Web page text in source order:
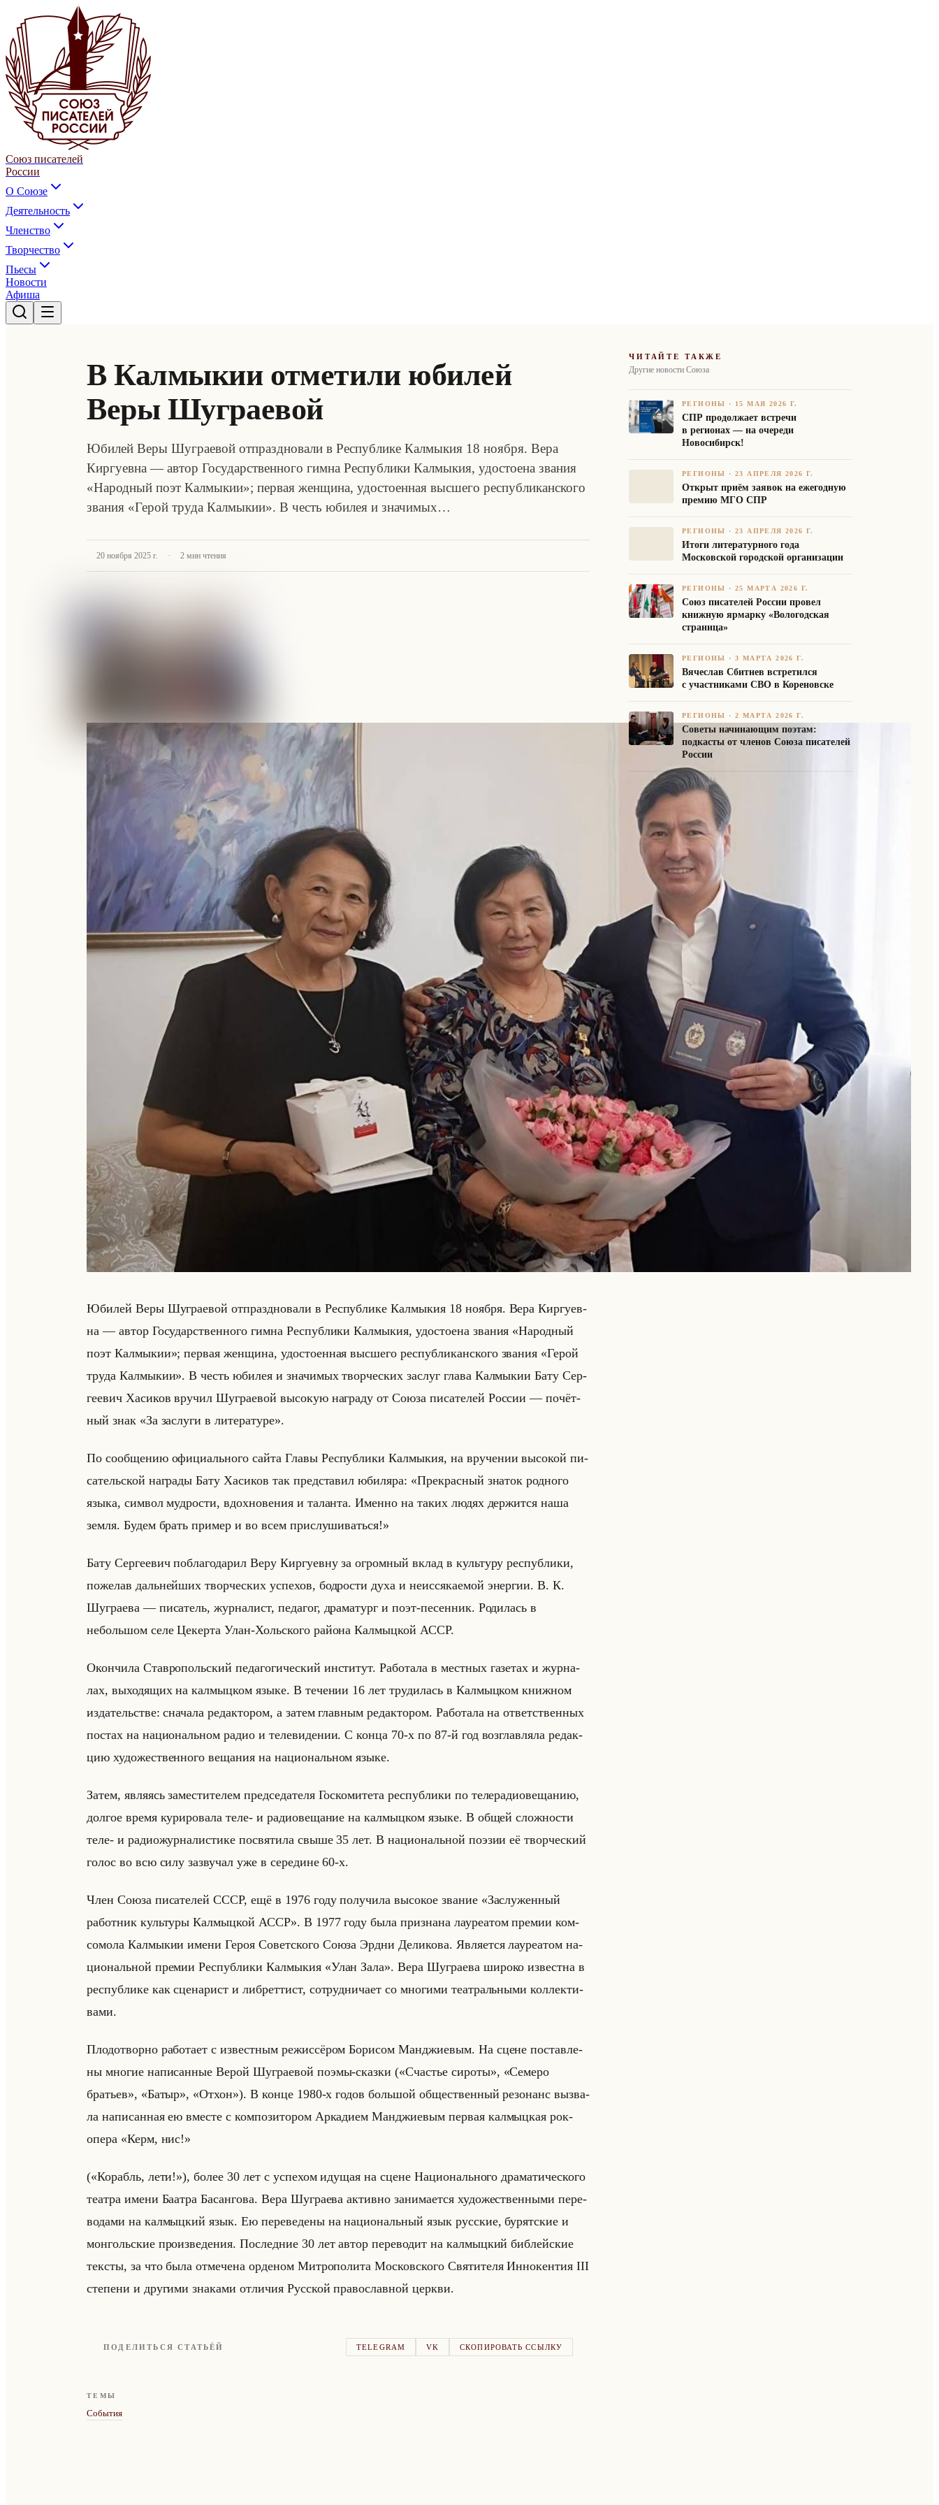
Союз писателей
России
О Союзе
Деятельность
Членство
Творчество
Пьесы
Новости
Афиша
В Калмыкии отметили юбилей
Веры Шуграевой
Юбилей Веры Шуграевой отпраздновали в Республике Калмыкия 18 ноября. Вера
Киргуевна — автор Государственного гимна Республики Калмыкия, удостоена звания
«Народный поэт Калмыкии»; первая женщина, удостоенная высшего республиканского
звания «Герой труда Калмыкии». В честь юбилея и значимых…
20 ноября 2025 г. · 2 мин чтения
Юби­лей Веры Шу­гра­евой от­празд­но­ва­ли в Рес­пуб­ли­ке Кал­мы­кия 18 но­яб­ря. Вера Кир­гу­ев­
на — автор Го­су­дар­ствен­но­го гимна Рес­пуб­ли­ки Кал­мы­кия, удо­сто­ена зва­ния «Народный
поэт Калмыкии»; пер­вая жен­щи­на, удо­сто­ен­ная выс­ше­го рес­пуб­ли­кан­ско­го зва­ния «Герой
труда Калмыкии». В честь юби­лея и зна­чи­мых твор­че­ских за­слуг глава Кал­мы­кии Бату Сер­
ге­евич Ха­си­ков вру­чил Шу­гра­евой вы­со­кую на­гра­ду от Союза пи­са­те­лей Рос­сии — по­чёт­
ный знак «За заслуги в литературе».
По со­об­ще­нию офи­ци­ально­го сайта Главы Рес­пуб­ли­ки Кал­мы­кия, на вру­че­нии вы­со­кой пи­
са­тельской на­гра­ды Бату Ха­си­ков так пред­ста­вил юби­ля­ра: «Прекрасный знаток родного
языка, символ мудрости, вдохновения и таланта. Именно на таких людях держится наша
земля. Будем брать пример и во всем прислушиваться!»
Бату Сер­ге­евич по­бла­го­да­рил Веру Кир­гу­ев­ну за огром­ный вклад в культу­ру рес­пуб­ли­ки,
по­же­лав дальнейших твор­че­ских успе­хов, бод­ро­сти духа и неис­ся­ка­емой энер­гии. В. К.
Шу­гра­ева — пи­са­тель, жур­на­лист, пе­да­гог, дра­ма­тург и поэт-пе­сен­ник. Ро­ди­лась в
небольшом селе Це­кер­та Улан-Хольско­го райо­на Кал­мыц­кой АССР.
Окон­чи­ла Став­ро­польский пе­да­го­ги­че­ский ин­сти­тут. Ра­бо­та­ла в мест­ных га­зе­тах и жур­на­
лах, вы­хо­дя­щих на кал­мыц­ком языке. В те­че­нии 16 лет тру­ди­лась в Кал­мыц­ком книж­ном
из­да­тельстве: сна­ча­ла ре­дак­то­ром, а затем глав­ным ре­дак­то­ром. Ра­бо­та­ла на от­вет­ствен­ных
по­стах на на­ци­ональном радио и те­ле­ви­де­нии. С конца 70-х по 87-й год воз­глав­ля­ла ре­дак­
цию ху­до­же­ствен­но­го ве­ща­ния на на­ци­ональном языке.
Затем, яв­ля­ясь за­ме­сти­те­лем пред­се­да­те­ля Гос­ко­ми­те­та рес­пуб­ли­ки по те­ле­ра­дио­ве­ща­нию,
дол­гое время ку­ри­ро­ва­ла теле- и ра­дио­ве­ща­ние на кал­мыц­ком языке. В общей слож­но­сти
теле- и ра­дио­жур­на­ли­сти­ке по­свя­ти­ла свыше 35 лет. В на­ци­ональной по­эзии её твор­че­ский
голос во всю силу за­зву­чал уже в се­ре­дине 60-х.
Член Союза пи­са­те­лей СССР, ещё в 1976 году по­лу­чи­ла вы­со­кое зва­ние «Заслуженный
работник культуры Калмыцкой АССР». В 1977 году была при­зна­на ла­уре­атом пре­мии ком­
со­мо­ла Кал­мы­кии имени Героя Со­вет­ско­го Союза Эрдни Де­ли­ко­ва. Яв­ля­ет­ся ла­уре­атом на­
ци­ональной пре­мии Рес­пуб­ли­ки Кал­мы­кия «Улан Зала». Вера Шу­гра­ева ши­ро­ко из­вест­на в
рес­пуб­ли­ке как сце­на­рист и либ­рет­тист, со­труд­ни­ча­ет со мно­ги­ми те­ат­ральны­ми кол­лек­ти­
ва­ми.
Пло­до­твор­но ра­бо­та­ет с из­вест­ным ре­жис­сё­ром Бо­ри­сом Ман­джи­евым. На сцене по­став­ле­
ны мно­гие на­пи­сан­ные Верой Шу­гра­евой поэмы-сказ­ки («Счастье сироты», «Семеро
братьев», «Батыр», «Отхон»). В конце 1980-х годов большой об­ще­ствен­ный ре­зо­нанс вы­зва­
ла на­пи­сан­ная ею вме­сте с ком­по­зи­то­ром Ар­ка­ди­ем Ман­джи­евым пер­вая кал­мыц­кая рок-
опера «Керм, нис!»
(«Корабль, лети!»), более 30 лет с успе­хом иду­щая на сцене На­ци­онально­го дра­ма­ти­че­ско­го
те­ат­ра имени Ба­ат­ра Ба­сан­го­ва. Вера Шу­гра­ева ак­тив­но за­ни­ма­ет­ся ху­до­же­ствен­ны­ми пе­ре­
во­да­ми на кал­мыц­кий язык. Ею пе­ре­ве­де­ны на на­ци­ональный язык рус­ские, бу­рят­ские и
мон­гольские про­из­ве­де­ния. По­след­ние 30 лет автор пе­ре­во­дит на кал­мыц­кий биб­лейские
тек­сты, за что была от­ме­че­на ор­де­ном Мит­ро­по­ли­та Мос­ков­ско­го Свя­ти­те­ля Ин­но­кен­тия III
сте­пе­ни и дру­ги­ми зна­ка­ми от­ли­чия Рус­ской пра­во­слав­ной церк­ви.
ПОДЕЛИТЬСЯ СТАТЬЁЙ TELEGRAM VK СКОПИРОВАТЬ ССЫЛКУ
ТЕМЫ
События
ЧИТАЙТЕ ТАКЖЕ
Другие новости Союза
РЕГИОНЫ · 15 МАЯ 2026 Г.
СПР продолжает встречи
в регионах — на очереди
Новосибирск!
РЕГИОНЫ ·23 АПРЕЛЯ 2026 Г.
Открыт приём заявок на ежегодную
премию МГО СПР
РЕГИОНЫ ·23 АПРЕЛЯ 2026 Г.
Итоги литературного года
Московской городской организации
РЕГИОНЫ ·25 МАРТА 2026 Г.
Союз писателей России провел
книжную ярмарку «Вологодская
страница»
РЕГИОНЫ ·3 МАРТА 2026 Г.
Вячеслав Сбитнев встретился
с участниками СВО в Кореновске
РЕГИОНЫ ·2 МАРТА 2026 Г.
Советы начинающим поэтам:
подкасты от членов Союза писателей
России